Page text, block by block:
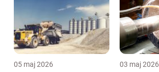
05 maj 2026 03 maj 2026